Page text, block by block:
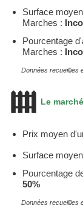
Surface
Marches :
Pourcentage
Marches :
Données recueillies
Le
Prix moyen
Surface
Pourcentage
50%
Données recueillies